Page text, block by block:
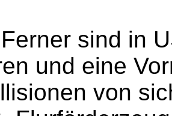
Ferner sind in
und eine
von